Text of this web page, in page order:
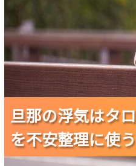
旦那の浮気はタ
を不安整理に使
旦那の浮気はタ
を不安整理に使
旦那の浮気はタ
を不安整理に使